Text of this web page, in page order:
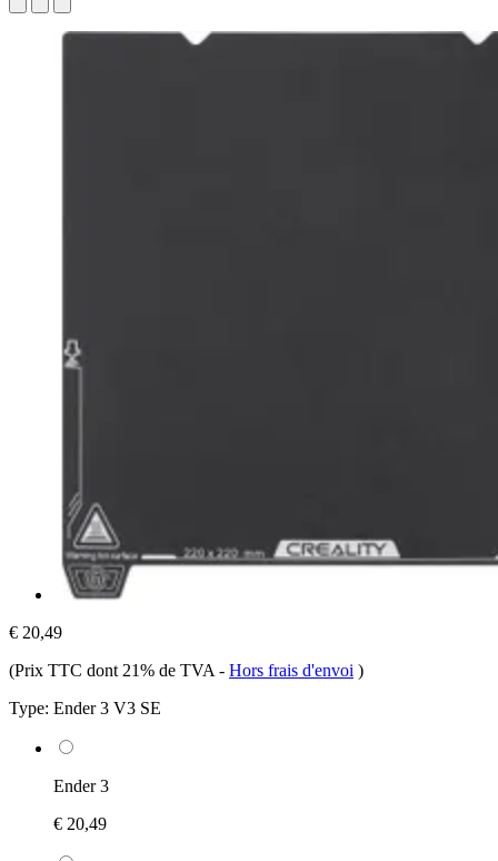
€ 20,49
(Prix TTC dont 21% de TVA - Hors frais d'envoi )
Type: Ender 3 V3 SE
Ender 3
€ 20,49